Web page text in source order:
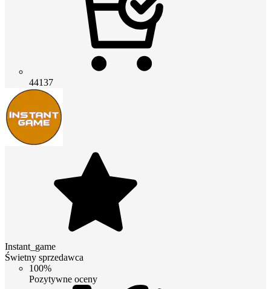
44137
Instant_game
Świetny sprzedawca
100%
Pozytywne oceny